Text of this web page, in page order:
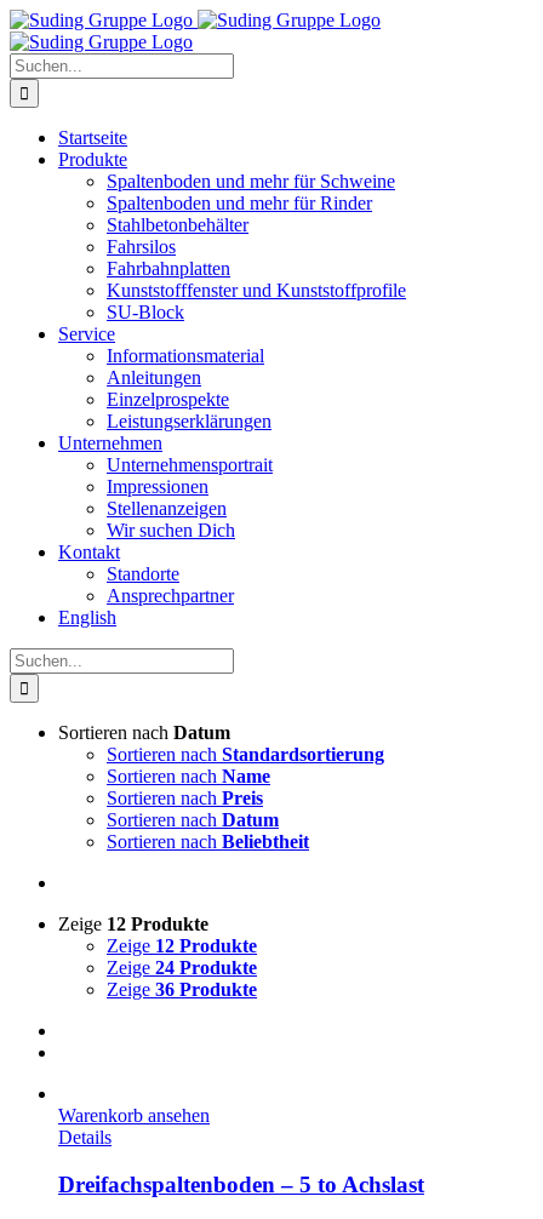
Zum
Inhalt
springen
Suche
nach:
Startseite
Produkte
Spaltenboden und mehr für Schweine
Spaltenboden und mehr für Rinder
Stahlbetonbehälter
Fahrsilos
Fahrbahnplatten
Kunststofffenster und Kunststoffprofile
SU-Block
Service
Informationsmaterial
Anleitungen
Einzelprospekte
Leistungserklärungen
Unternehmen
Unternehmensportrait
Impressionen
Stellenanzeigen
Wir suchen Dich
Kontakt
Standorte
Ansprechpartner
English
Suche
nach:
Sortieren nach Datum
Sortieren nach Standardsortierung
Sortieren nach Name
Sortieren nach Preis
Sortieren nach Datum
Sortieren nach Beliebtheit
Zeige 12 Produkte
Zeige 12 Produkte
Zeige 24 Produkte
Zeige 36 Produkte
Warenkorb ansehen
Details
Dreifachspaltenboden – 5 to Achslast